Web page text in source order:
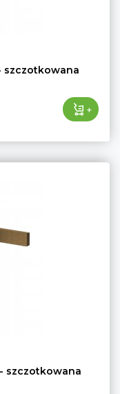
szczotkowana
+
szczotkowana